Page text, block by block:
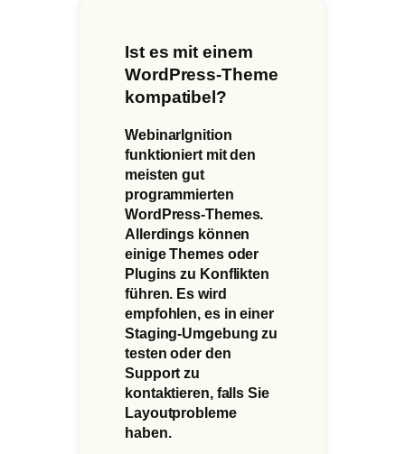
Ist es mit einem
WordPress-Theme
kompatibel?
WebinarIgnition
funktioniert mit den
meisten gut
programmierten
WordPress-Themes.
Allerdings können
einige Themes oder
Plugins zu Konflikten
führen. Es wird
empfohlen, es in einer
Staging-Umgebung zu
testen oder den
Support zu
kontaktieren, falls Sie
Layoutprobleme
haben.